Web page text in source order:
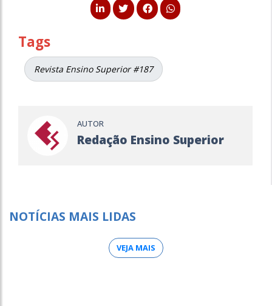
Tags
Revista Ensino Superior #187
AUTOR
Redação Ensino Superior
NOTÍCIAS MAIS LIDAS
VEJA MAIS